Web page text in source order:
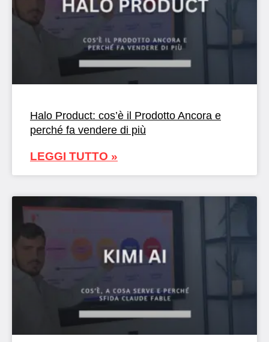
Halo Product: cos’è il Prodotto Ancora e
perché fa vendere di più
LEGGI TUTTO »